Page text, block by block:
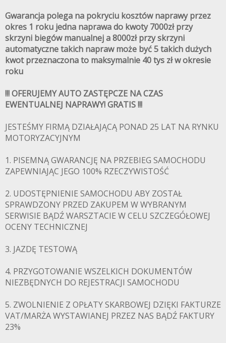
Gwarancja polega na pokryciu kosztów naprawy przez
okres 1 roku jedna naprawa do kwoty 7000zł przy
skrzyni biegów manualnej a 8000zł przy skrzyni
automatyczne takich napraw może być 5 takich dużych
kwot przeznaczona to maksymalnie 40 tys zł w okresie
roku
!!! OFERUJEMY AUTO ZASTĘPCZE NA CZAS
EWENTUALNEJ NAPRAWY! GRATIS !!!
JESTEŚMY FIRMĄ DZIAŁAJĄCĄ PONAD 25 LAT NA RYNKU
MOTORYZACYJNYM
1. PISEMNĄ GWARANCJĘ NA PRZEBIEG SAMOCHODU
ZAPEWNIAJĄC JEGO 100% RZECZYWISTOŚĆ
2. UDOSTĘPNIENIE SAMOCHODU ABY ZOSTAŁ
SPRAWDZONY PRZED ZAKUPEM W WYBRANYM
SERWISIE BĄDŹ WARSZTACIE W CELU SZCZEGÓŁOWEJ
OCENY TECHNICZNEJ
3. JAZDĘ TESTOWĄ
4. PRZYGOTOWANIE WSZELKICH DOKUMENTÓW
NIEZBĘDNYCH DO REJESTRACJI SAMOCHODU
5. ZWOLNIENIE Z OPŁATY SKARBOWEJ DZIĘKI FAKTURZE
VAT/MARŻA WYSTAWIANEJ PRZEZ NAS BĄDŹ FAKTURY
23%